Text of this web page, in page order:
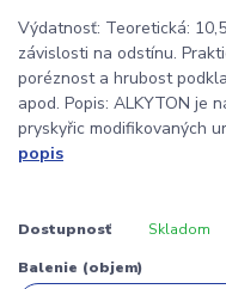
Výdatnosť: Teoretická:
závislosti na odstínu.
poréznost a hrubost
apod. Popis: ALKYTON je
pryskyřic modifikovaných
popis
Dostupnosť Skladom
Balenie (objem)